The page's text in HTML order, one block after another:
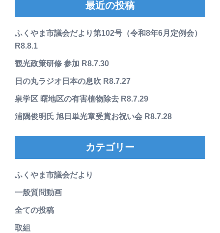
最近の投稿
ふくやま市議会だより第102号（令和8年6月定例会）
R8.8.1
観光政策研修 参加 R8.7.30
日の丸ラジオ日本の息吹 R8.7.27
泉学区 曙地区の有害植物除去 R8.7.29
浦隅俊明氏 旭日単光章受賞お祝い会 R8.7.28
カテゴリー
ふくやま市議会だより
一般質問動画
全ての投稿
取組